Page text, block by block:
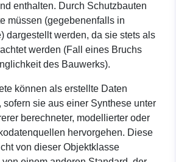
enthalten. Durch Schutzbauten
müssen (gegebenenfalls in
dargestellt werden, da sie stets als
werden (Fall eines Bruchs
des Bauwerks).
können als erstellte Daten
sofern sie aus einer Synthese unter
berechneter, modellierter oder
hervorgehen. Diese
von dieser Objektklasse